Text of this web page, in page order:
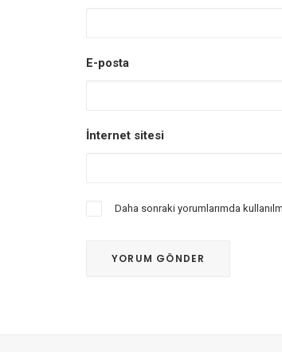
E-posta
İnternet sitesi
Daha sonraki yorumlarımda